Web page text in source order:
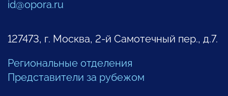
id@opora.ru
127473, г. Москва, 2-й Самотечный пер., д.7.
Региональные отделения
Представители за рубежом